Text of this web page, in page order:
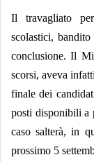
Il travagliato
scolastici,
conclusione. Il
scorsi, aveva
finale dei
posti disponibili a
caso salterà, in
prossimo 5